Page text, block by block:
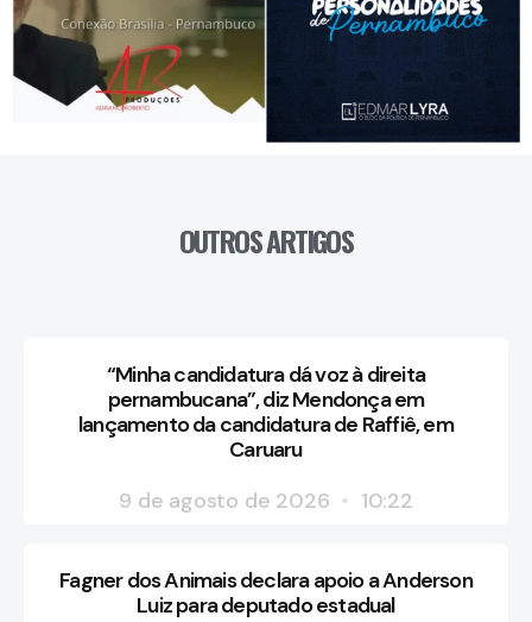
OUTROS ARTIGOS
“Minha candidatura dá voz à direita
pernambucana”, diz Mendonça em
lançamento da candidatura de Raffiê, em
Caruaru
9 de agosto de 2026
10:22
Fagner dos Animais declara apoio a Anderson
Luiz para deputado estadual